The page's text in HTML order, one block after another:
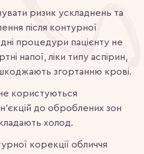
ризик ускладнень та
після контурної
процедури пацієнту не
напої, ліки типу аспірин,
згортанню крові.
користуються
до оброблених зон
холод.
корекції обличчя